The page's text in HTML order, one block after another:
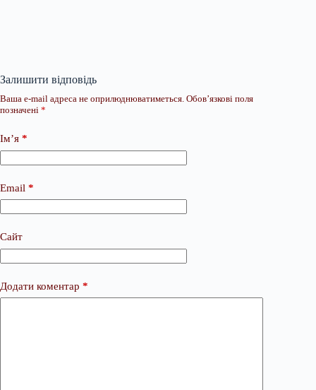
Залишити відповідь
Ваша e-mail адреса не оприлюднюватиметься. Обов’язкові поля
позначені *
Ім’я *
Email *
Сайт
Додати коментар *